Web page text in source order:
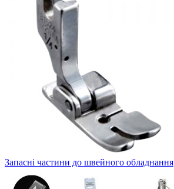
Запасні частини до швейного обладнання